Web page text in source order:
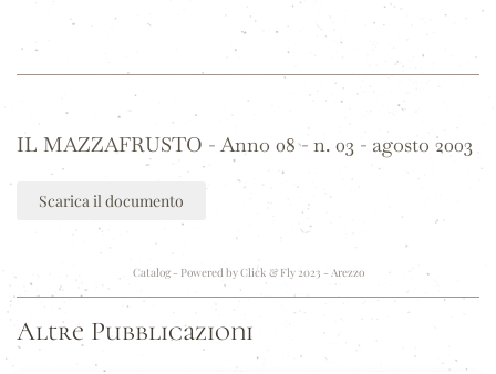
IL MAZZAFRUSTO - Anno 08 - n. 03 - agosto 2003
Scarica il documento
Catalog - Powered byClick & Fly 2023 - Arezzo
Altre Pubblicazioni